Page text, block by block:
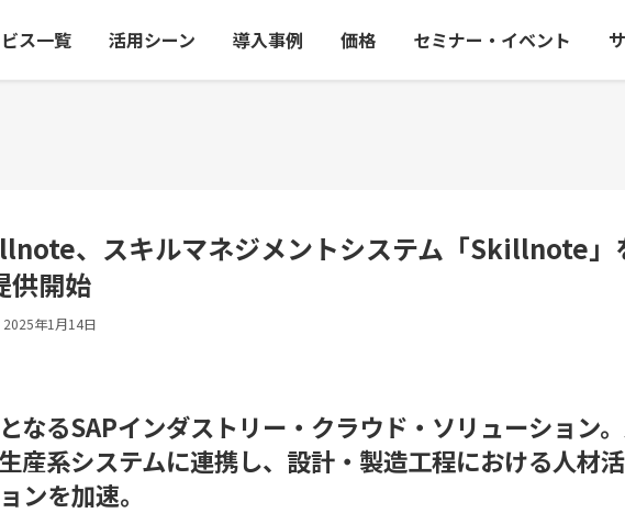
ス一覧 活用シーン 導入事例 価格 セミナー・イベント
、スキルマネジメントシステム「Skillnote」
供開始
2025年1月14日
なるSAPインダストリー・クラウド・ソリューション
産系システムに連携し、設計・製造工程における人材
ンを加速。